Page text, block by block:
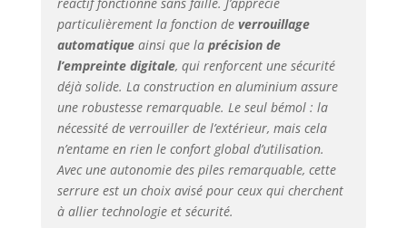
minutes avec un
simple tournevis.
Notre poignée
réversible s'adapte
à la fois aux portes
gauche et droite,
ne nécessitant
aucun travail
supplémentaire
sur une porte
standard.
Verrouillage
particulièrement la fonction de verrouillage
automatiqueainsi que la précision de
l’empreinte digitale, qui renforcent une sécurité
déjà solide. La construction en aluminium assure
une robustesse remarquable. Le seul bémol : la
nécessité de verrouiller de l’extérieur, mais cela
n’entame en rien le confort global d’utilisation.
Avec une autonomie des piles remarquable, cette
serrure est un choix avisé pour ceux qui cherchent
à allier technologie et sécurité.